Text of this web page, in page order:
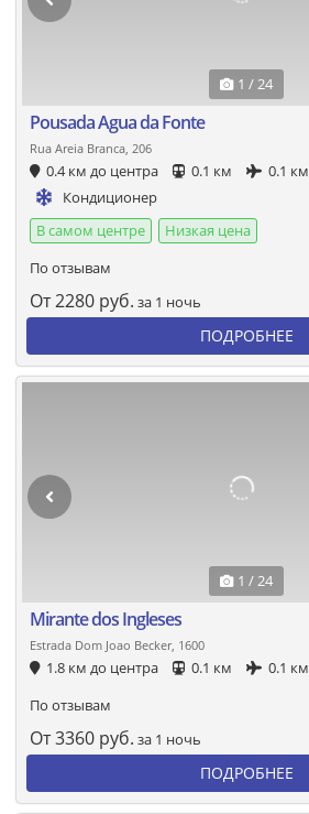
1 / 24
Pousada Agua da Fonte
Rua Areia Branca, 206
0.4 км до центра 0.1 км
0.1 км
Кондиционер
В самом центре
Низкая цена
По отзывам
От2280 руб. за 1 ночь
ПОДРОБНЕЕ
1 / 24
Mirante dos Ingleses
Estrada Dom Joao Becker, 1600
1.8 км до центра 0.1 км
0.1 км
По отзывам
От3360 руб. за 1 ночь
ПОДРОБНЕЕ